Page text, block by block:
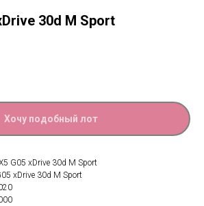
30d M Sport
Хочу подобный лот
G05 xDrive 30d M Sport
xDrive 30d M Sport